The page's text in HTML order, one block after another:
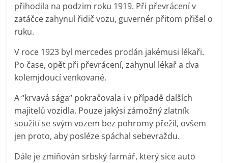
přihodila na podzim roku 1919. Při převrácení v
zatáčce zahynul řidič vozu, guvernér přitom přišel o
ruku.
V roce 1923 byl mercedes prodán jakémusi lékaři.
Po čase, opět při převrácení, zahynul lékař a dva
kolemjdoucí venkované.
A “krvavá sága“ pokračovala i v případě dalších
majitelů vozidla. Pouze jakýsi zámožný zlatník
soužití se svým vozem bez pohromy přežil, ovšem
jen proto, aby posléze spáchal sebevraždu.
Dále je zmiňován srbský farmář, který sice auto